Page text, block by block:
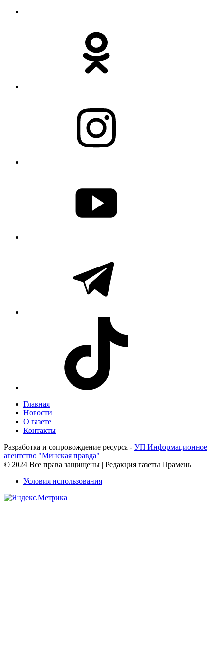
Главная
Новости
О газете
Контакты
Разработка и сопровождение ресурса - УП Информационное
агентство "Минская правда"
© 2024 Все права защищены | Редакция газеты Прамень
Условия использования